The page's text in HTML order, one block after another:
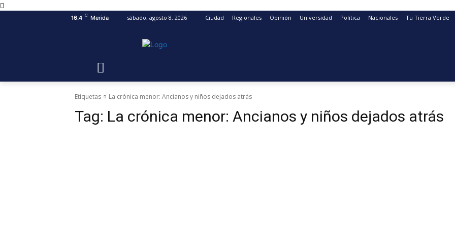
16.4 C Merida sábado, agosto 8, 2026 Ciudad Regionales Opinión Universidad Politica Nacionales Tu Tierra Verde
Etiquetas La crónica menor: Ancianos y niños dejados atrás
Tag: La crónica menor: Ancianos y niños dejados atrás